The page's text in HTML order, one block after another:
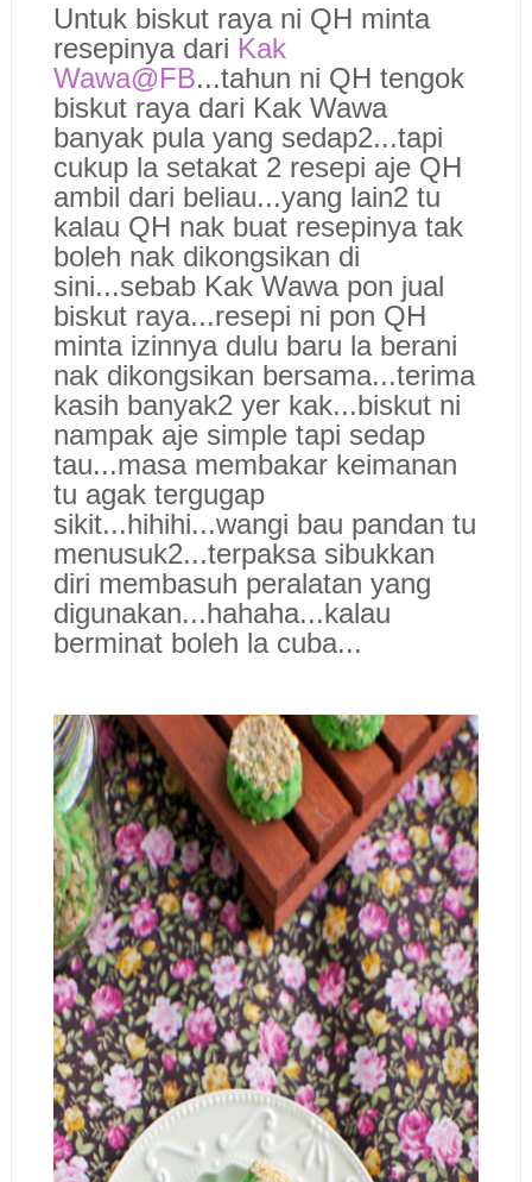
Untuk biskut raya ni QH minta
resepinya dari Kak
Wawa@FB...tahun ni QH tengok
biskut raya dari Kak Wawa
banyak pula yang sedap2...tapi
cukup la setakat 2 resepi aje QH
ambil dari beliau...yang lain2 tu
kalau QH nak buat resepinya tak
boleh nak dikongsikan di
sini...sebab Kak Wawa pon jual
biskut raya...resepi ni pon QH
minta izinnya dulu baru la berani
nak dikongsikan bersama...terima
kasih banyak2 yer kak...biskut ni
nampak aje simple tapi sedap
tau...masa membakar keimanan
tu agak tergugap
sikit...hihihi...wangi bau pandan tu
menusuk2...terpaksa sibukkan
diri membasuh peralatan yang
digunakan...hahaha...kalau
berminat boleh la cuba...